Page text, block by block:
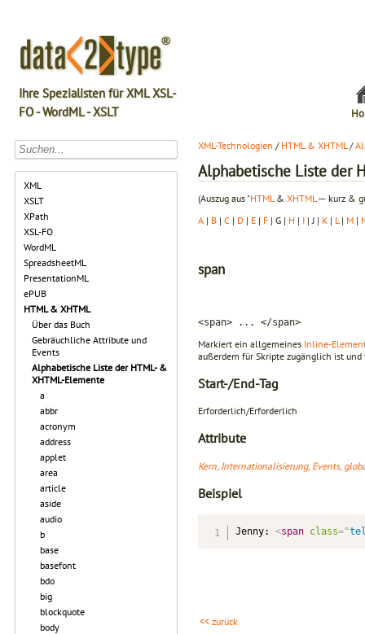
Ihre Spezialisten für XML XSL-
FO - WordML - XSLT
XML
XSLT
XPath
XSL-FO
WordML
SpreadsheetML
PresentationML
ePUB
HTML & XHTML
Über das Buch
Gebräuchliche Attribute und
Events
Alphabetische Liste der HTML- &
XHTML-Elemente
a
abbr
acronym
address
applet
area
article
aside
audio
b
base
basefont
bdo
big
blockquote
body
XML-Technologien / HTML & XHTML/
Alphabetische Liste der
(Auszug aus "HTML & XHTML ─ kurz &
A | B | C | D | E | F | G | H | I | J | K | L | M |
span
<span> ... </span>
Markiert ein allgemeines Inline-
außerdem für Skripte zugänglich ist
Start-/End-Tag
Erforderlich/Erforderlich
Attribute
Kern, Internationalisierung, Events,
Beispiel
Jenny: <span class="
<< zurück